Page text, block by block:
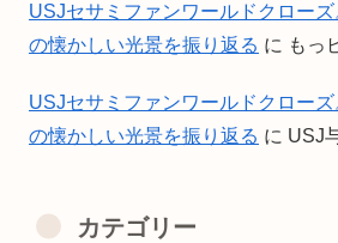
USJセサミファンワールドクロー
の懐かしい光景を振り返る に もっ
USJセサミファンワールドクロー
の懐かしい光景を振り返る に USJ
カテゴリー